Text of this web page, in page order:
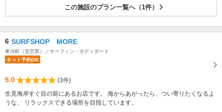
この施設のプラン一覧へ（1件）
6 SURFSHOP MORE
東洋町（安芸郡）／サーフィン・ボディボード
ネット予約OK
5.0
(3件)
生見海岸すぐ目の前にあるお店です。 海からあがったら、つい寄りたくなるよ
うな、 リラックスできる場所を目指しています。